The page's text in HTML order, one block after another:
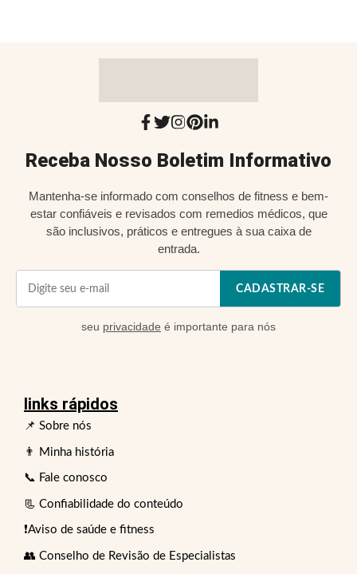
Receba Nosso Boletim Informativo
Mantenha-se informado com conselhos de fitness e bem-
estar confiáveis e revisados com remedios médicos, que
são inclusivos, práticos e entregues à sua caixa de
entrada.
CADASTRAR-SE
seu privacidade é importante para nós
links rápidos
📌 Sobre nós
👨 Minha história
📞 Fale conosco
📃 Confiabilidade do conteúdo
❗Aviso de saúde e fitness
👥 Conselho de Revisão de Especialistas